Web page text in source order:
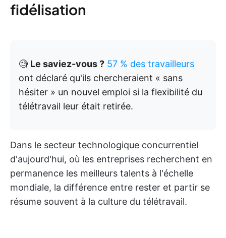
fidélisation
🧐 Le saviez-vous ? 57 % des travailleurs
ont déclaré qu'ils chercheraient « sans
hésiter » un nouvel emploi si la flexibilité du
télétravail leur était retirée.
Dans le secteur technologique concurrentiel
d'aujourd'hui, où les entreprises recherchent en
permanence les meilleurs talents à l'échelle
mondiale, la différence entre rester et partir se
résume souvent à la culture du télétravail.